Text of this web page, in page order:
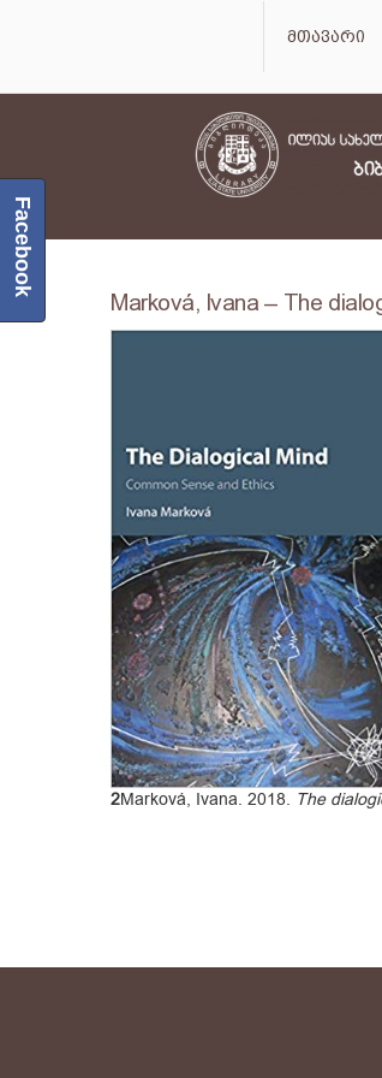
მთავარი
Marková, Ivana – The
2Marková, Ivana. 2018. The
Facebook